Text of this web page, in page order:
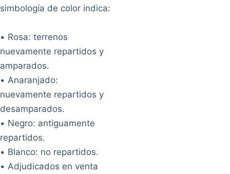
simbología de color indica:
• Rosa: terrenos
nuevamente repartidos y
amparados.
• Anaranjado:
nuevamente repartidos y
desamparados.
• Negro: antiguamente
repartidos.
• Blanco: no repartidos.
• Adjudicados en venta